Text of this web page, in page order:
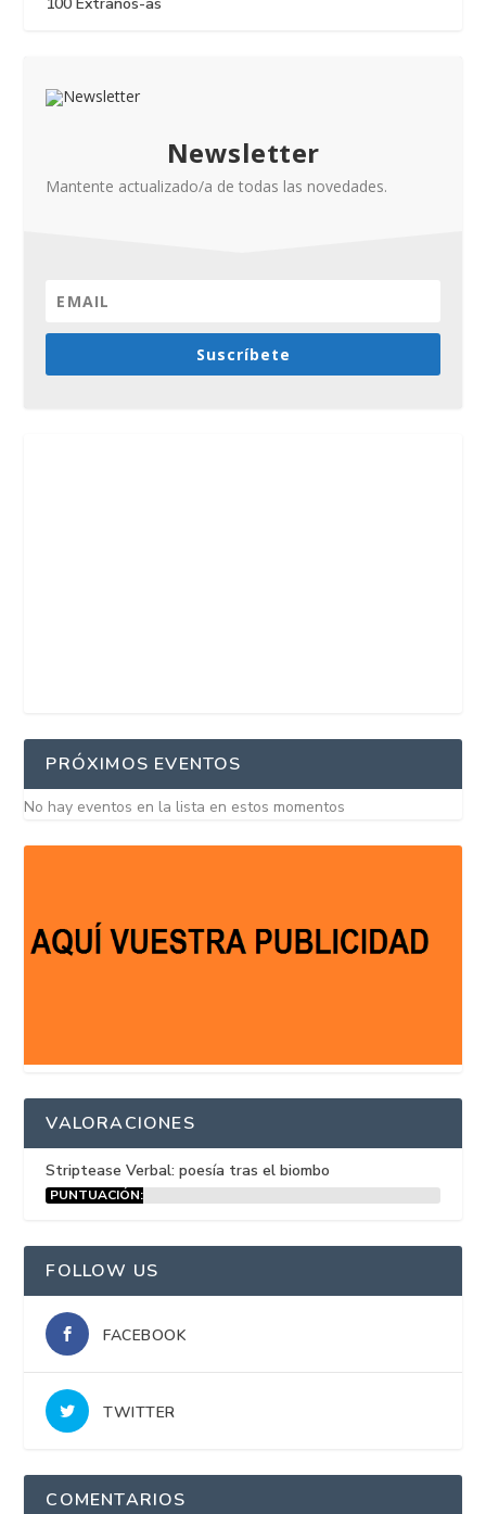
100 Extraños-as
Newsletter
Mantente actualizado/a de todas las novedades.
Suscríbete
PRÓXIMOS EVENTOS
No hay eventos en la lista en estos momentos
VALORACIONES
Striptease Verbal: poesía tras el biombo
PUNTUACIÓN:
FOLLOW US
FACEBOOK
TWITTER
COMENTARIOS